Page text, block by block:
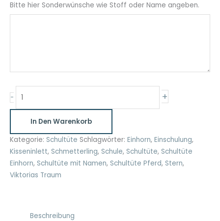
Bitte hier Sonderwünsche wie Stoff oder Name angeben.
-
personalisiert
35cm
und
70cm
Menge
+
In Den Warenkorb
Kategorie: Schultüte Schlagwörter: Einhorn, Einschulung,
Kisseninlett, Schmetterling, Schule, Schultüte, Schultüte
Einhorn, Schultüte mit Namen, Schultüte Pferd, Stern,
Viktorias Traum
Beschreibung